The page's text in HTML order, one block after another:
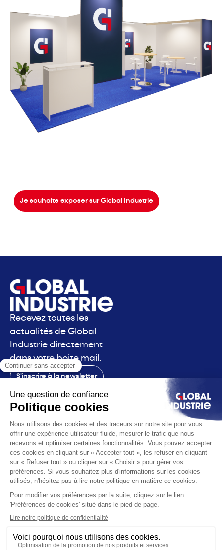
Je souhaite exposer sur Global Industrie
Recevez toutes les
actualités de Global
Industrie directement
dans votre boite mail.
S'inscrire à la newsletter
Contact
Le salon
La voix
Les solutions
L'actualité